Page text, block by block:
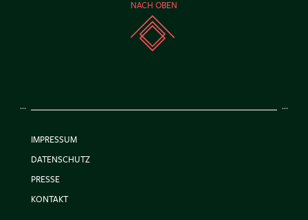
NACH OBEN
IMPRESSUM
DATENSCHUTZ
PRESSE
KONTAKT